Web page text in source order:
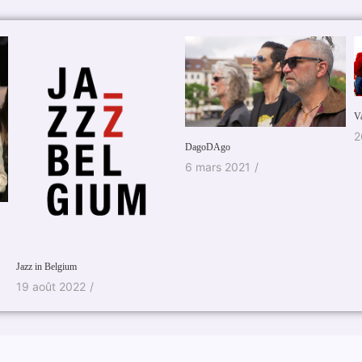
DagoDAgo
6 mars 2021
Valentin Reinehr » La vie est bègue «